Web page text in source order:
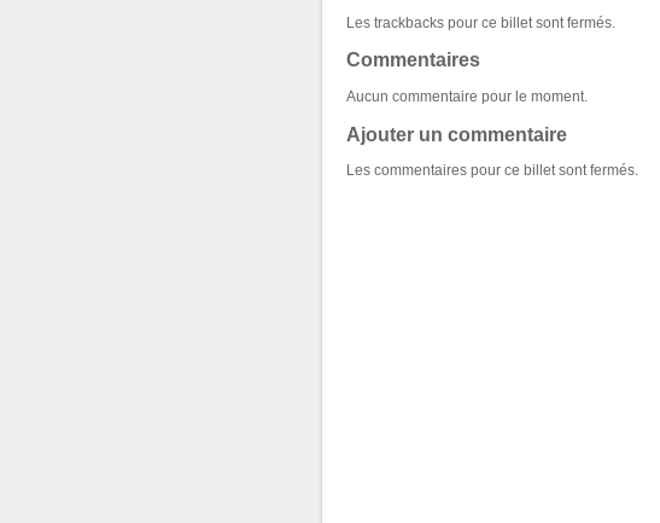
Les trackbacks pour ce billet sont fermés.
Commentaires
Aucun commentaire pour le moment.
Ajouter un commentaire
Les commentaires pour ce billet sont fermés.